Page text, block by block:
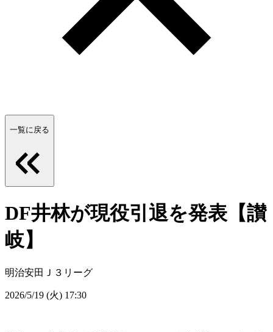
一覧に戻る
DF井林が現役引退を発表【讃
岐】
明治安田Ｊ３リーグ
2026/5/19 (火) 17:30